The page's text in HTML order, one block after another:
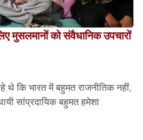
मुसलमानों को संवैधानिक उपचारों
कि भारत में बहुमत राजनीतिक नहीं,
सांप्रदायिक बहुमत हमेशा